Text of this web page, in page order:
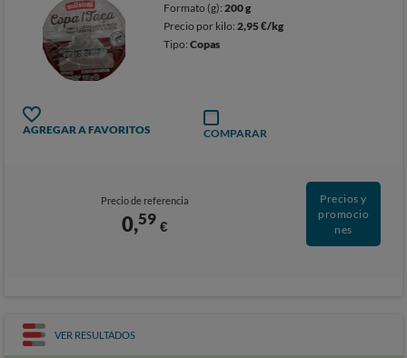
Formato (g):200 g
Precio por kilo:2,95 €/kg
Tipo:Copas
AGREGAR A FAVORITOS COMPARAR
Precio de referencia
0,59 €
Precios y
promocio
nes
VER RESULTADOS